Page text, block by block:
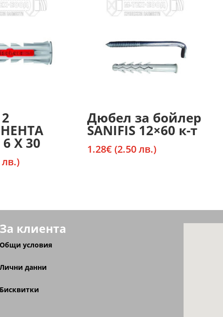
Х 30
лв.)
Дюбел за бойлер
SANIFIS 12×60 к-т
1.28€ (2.50 лв.)
За клиента
Общи условия
Лични данни
Бисквитки